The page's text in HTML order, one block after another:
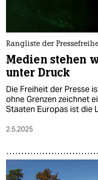
Rangliste der
Medien stehen
unter Druck
Die Freiheit der Presse
ohne Grenzen zeichnet
Staaten Europas ist die
2.5.2025